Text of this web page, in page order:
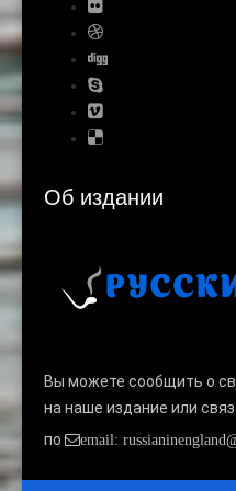
Об издании
Вы можете сообщить о
на наше издание или
по
email: